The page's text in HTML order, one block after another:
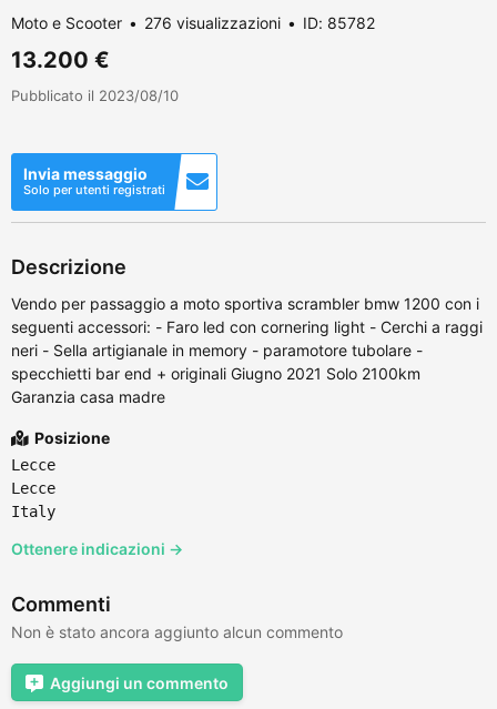
Moto e Scooter 276 visualizzazioni ID: 85782
13.200 €
Pubblicato il 2023/08/10
Invia messaggio
Solo per utenti registrati
Descrizione
Vendo per passaggio a moto sportiva scrambler bmw 1200 con i
seguenti accessori: - Faro led con cornering light - Cerchi a raggi
neri - Sella artigianale in memory - paramotore tubolare -
specchietti bar end + originali Giugno 2021 Solo 2100km
Garanzia casa madre
Posizione
Lecce
Lecce
Italy
Ottenere indicazioni →
Commenti
Non è stato ancora aggiunto alcun commento
Aggiungi un commento